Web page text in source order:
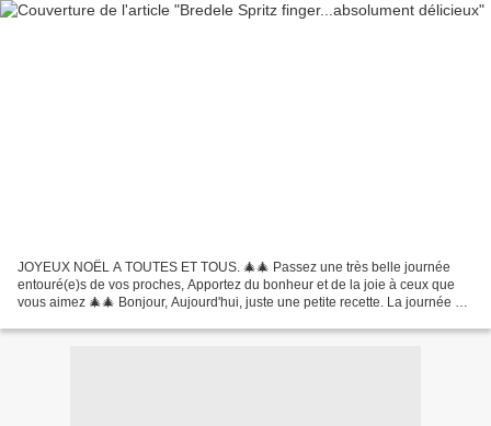
JOYEUX NOËL A TOUTES ET TOUS. 🎄🎄 Passez une très belle journée
entouré(e)s de vos proches, Apportez du bonheur et de la joie à ceux que
vous aimez 🎄🎄 Bonjour, Aujourd'hui, juste une petite recette. La journée est